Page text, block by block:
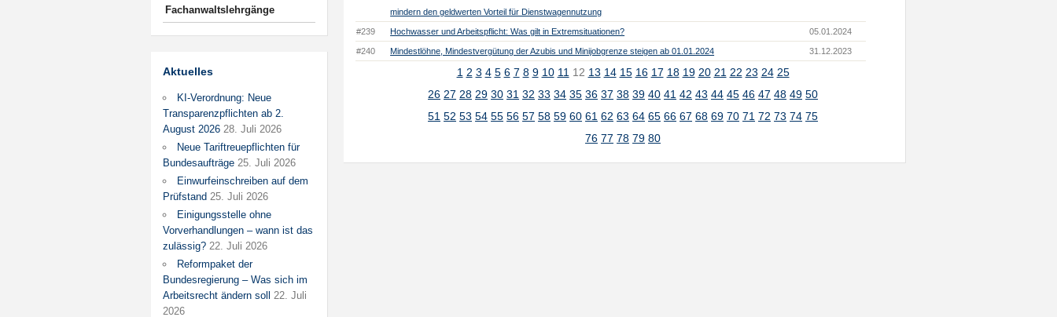
Fachanwaltslehrgänge
Aktuelles
KI-Verordnung: Neue
Transparenzpflichten ab 2.
August 2026 28. Juli 2026
Neue Tariftreuepflichten für
Bundesaufträge 25. Juli 2026
Einwurfeinschreiben auf dem
Prüfstand 25. Juli 2026
Einigungsstelle ohne
Vorverhandlungen – wann ist das
zulässig? 22. Juli 2026
Reformpaket der
Bundesregierung – Was sich im
Arbeitsrecht ändern soll
22. Juli
2026
mindern den geldwerten Vorteil für Dienstwagennutzung
#239 Hochwasser und Arbeitspflicht: Was gilt in Extremsituationen? 05.01.2024
#240 Mindestlöhne, Mindestvergütung der Azubis und Minijobgrenze steigen ab 01.01.2024 31.12.2023
1 2 3 4 5 6 7 8 9 10 11 12 13 14 15 16 17 18 19 20 21 22 23 24 25
26 27 28 29 30 31 32 33 34 35 36 37 38 39 40 41 42 43 44 45 46 47 48 49 50
51 52 53 54 55 56 57 58 59 60 61 62 63 64 65 66 67 68 69 70 71 72 73 74 75
76 77 78 79 80